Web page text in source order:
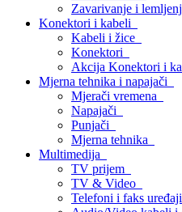
Zavarivanje i
Konektori i kabeli
Kabeli i žice
Konektori
Akcija Konektori i
Mjerna tehnika i napajači
Mjerači vremena
Napajači
Punjači
Mjerna tehnika
Multimedija
TV prijem
TV & Video
Telefoni i faks uređaji